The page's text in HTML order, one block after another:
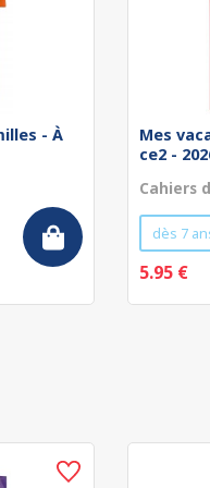
- À
Mes
ce2 -
Cahiers
dès 7
5.95 €